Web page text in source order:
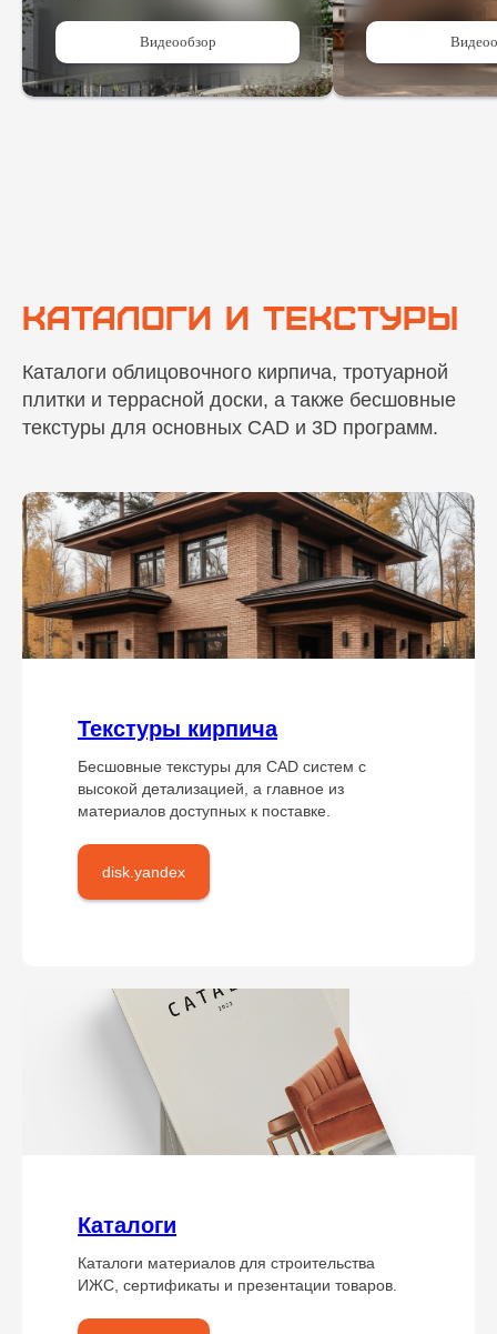
Видеообзор
Каталоги и текстуры
Каталоги облицовочного кирпича, тротуарной
плитки и террасной доски, а также бесшовные
текстуры для основных CAD и 3D программ.
Текстуры кирпича
Бесшовные текстуры для CAD систем с
высокой детализацией, а главное из
материалов доступных к поставке.
disk.yandex
Каталоги
Каталоги материалов для строительства
ИЖС, сертификаты и презентации товаров.